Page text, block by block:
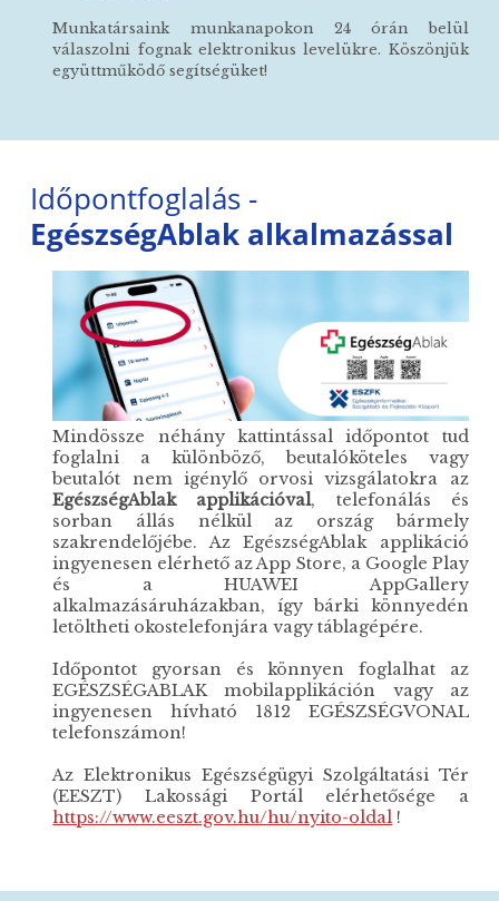
Munkatársaink munkanapokon 24 órán belül
válaszolni fognak elektronikus levelükre. Köszönjük
együttműködő segítségüket!
Időpontfoglalás -
EgészségAblak alkalmazással
Mindössze néhány kattintással időpontot tud
foglalni a különböző, beutalóköteles vagy
beutalót nem igénylő orvosi vizsgálatokra az
EgészségAblak applikációval, telefonálás és
sorban állás nélkül az ország bármely
szakrendelőjébe. Az EgészségAblak applikáció
ingyenesen elérhető az App Store, a Google Play
és a HUAWEI AppGallery
alkalmazásáruházakban, így bárki könnyedén
letöltheti okostelefonjára vagy táblagépére.
Időpontot gyorsan és könnyen foglalhat az
EGÉSZSÉGABLAK mobilapplikáción vagy az
ingyenesen hívható 1812 EGÉSZSÉGVONAL
telefonszámon!
Az Elektronikus Egészségügyi Szolgáltatási Tér
(EESZT) Lakossági Portál elérhetősége a
https://www.eeszt.gov.hu/hu/nyito-oldal !